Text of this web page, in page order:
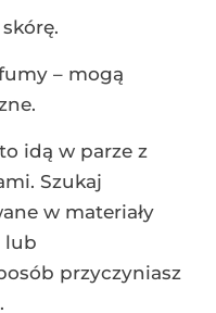
– mogą
idą w parze z
Szukaj
w materiały
lub
przyczyniasz